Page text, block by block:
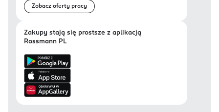
Zobacz oferty pracy
Zakupy stają się prostsze z aplikacją
Rossmann PL